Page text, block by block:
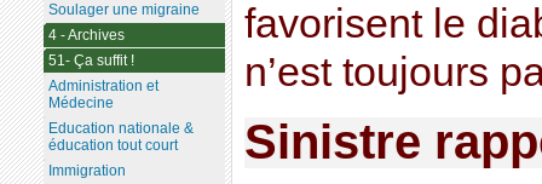
favorisent le
n’est toujours
Sinistre
Soulager une migraine
4 - Archives
51- Ça suffit !
Administration et
Médecine
Education nationale &
éducation tout court
Immigration